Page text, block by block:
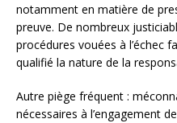
notamment en matière de
preuve. De nombreux
procédures vouées à l’échec
qualifié la nature de la
Autre piège fréquent :
nécessaires à l’engagement